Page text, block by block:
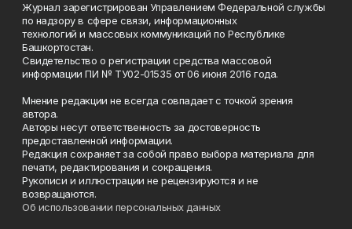
Журнал зарегистрирован Управлением Федеральной службы
по надзору в сфере связи, информационных
технологий и массовых коммуникаций по Республике
Башкортостан.
Свидетельство о регистрации средства массовой
информации ПИ № ТУ02-01535 от 06 июня 2016 года.
Мнение редакции не всегда совпадает с точкой зрения
автора.
Авторы несут ответственность за достоверность
предоставленной информации.
Редакция сохраняет за собой право выбора материала для
печати, редактирования и сокращения.
Рукописи и иллюстрации не рецензируются и не
возвращаются.
Об использовании персональных данных